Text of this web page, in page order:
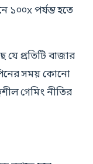
১০০x পর্যন্ত হতে
প্রতিটি বাজার
সময় কোনো
গেমিং নীতির